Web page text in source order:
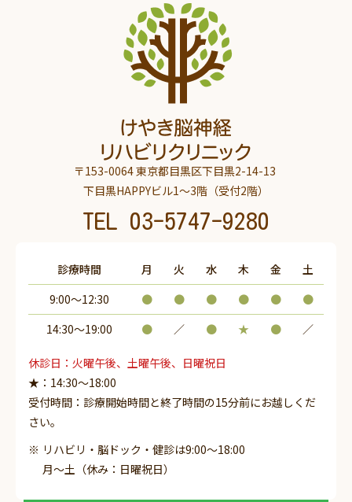
〒153-0064 東京都目黒区下目黒2-14-13
下目黒HAPPYビル1～3階（受付2階）
TEL 03-5747-9280
診療時間 月 火 水 木 金
土
9:00～12:30
● ● ● ● ●
●
14:30〜19:00
● ／ ● ★ ● ／
休診日：火曜午後、土曜午後、日曜祝日
★：14:30～18:00
受付時間：診療開始時間と終了時間の15分前にお越しくだ
さい。
リハビリ・脳ドック・健診は9:00～18:00
月～土（休み：日曜祝日）